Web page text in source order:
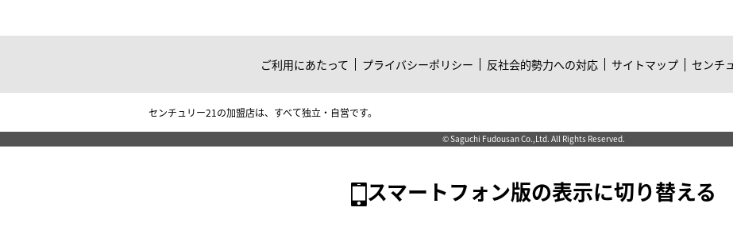
ご利用にあたって プライバシーポリシー 反社会的勢力への対応 サイトマップ センチ
センチュリー21の加盟店は、すべて独立・自営です。
© Saguchi Fudousan Co.,Ltd. All Rights Reserved.
スマートフォン版の表示に切り替える